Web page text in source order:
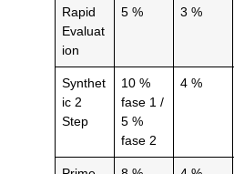
Rapid
Evaluat
ion
5 % 3 %
Synthet
ic 2
Step
10 %
fase 1 /
5 %
fase 2
4 %